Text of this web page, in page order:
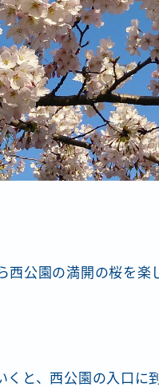
西公園の満開の桜を楽
と、西公園の入口に